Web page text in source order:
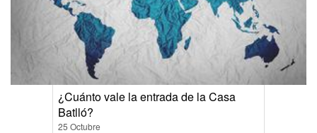
¿Cuánto vale la entrada de la Casa
Batlló?
25 Octubre